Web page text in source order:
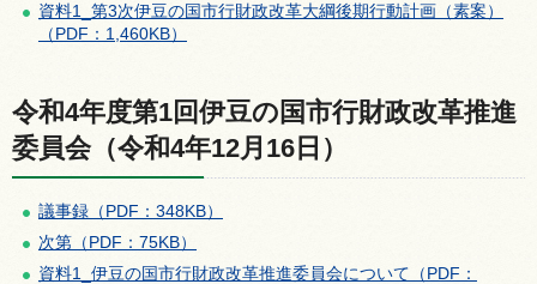
資料1_第3次伊豆の国市行財政改革大綱後期行動計画（素案）
（PDF：1,460KB）
令和4年度第1回伊豆の国市行財政改革推進
委員会（令和4年12月16日）
議事録（PDF：348KB）
次第（PDF：75KB）
資料1_伊豆の国市行財政改革推進委員会について（PDF：